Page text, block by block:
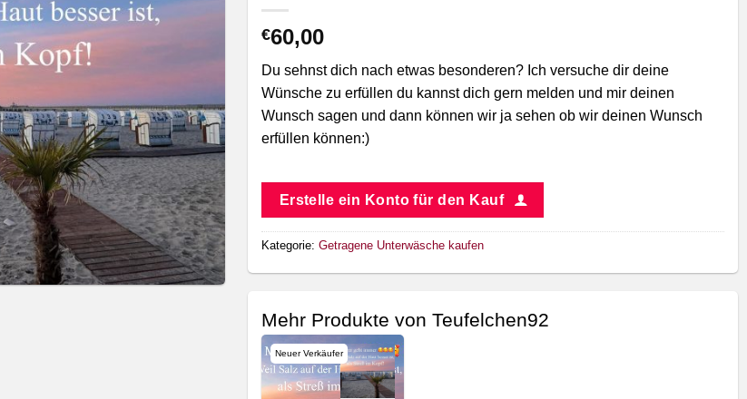
€60,00
Du sehnst dich nach etwas besonderen? Ich versuche dir deine
Wünsche zu erfüllen du kannst dich gern melden und mir deinen
Wunsch sagen und dann können wir ja sehen ob wir deinen Wunsch
erfüllen können:)
Erstelle ein Konto für den Kauf
Kategorie: Getragene Unterwäsche kaufen
Mehr Produkte von Teufelchen92
Neuer Verkäufer